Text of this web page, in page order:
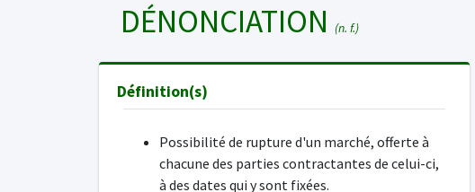
DÉNONCIATION (n. f.)
Définition(s)
Possibilité de rupture d'un marché, offerte à
chacune des parties contractantes de celui-ci,
à des dates qui y sont fixées.